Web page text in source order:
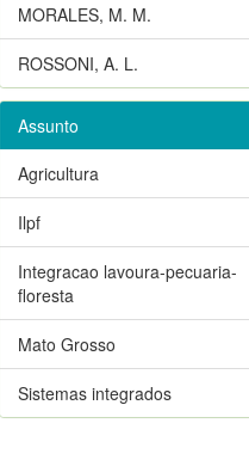
MORALES, M. M.
ROSSONI, A. L.
Assunto
Agricultura
Ilpf
Integracao lavoura-pecuaria-
floresta
Mato Grosso
Sistemas integrados